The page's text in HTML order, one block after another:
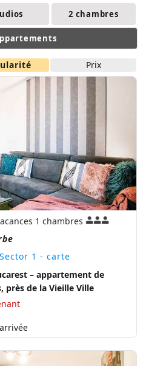
2 chambres
Prix
1 chambres
1 - carte
– appartement de
près de la Vieille Ville